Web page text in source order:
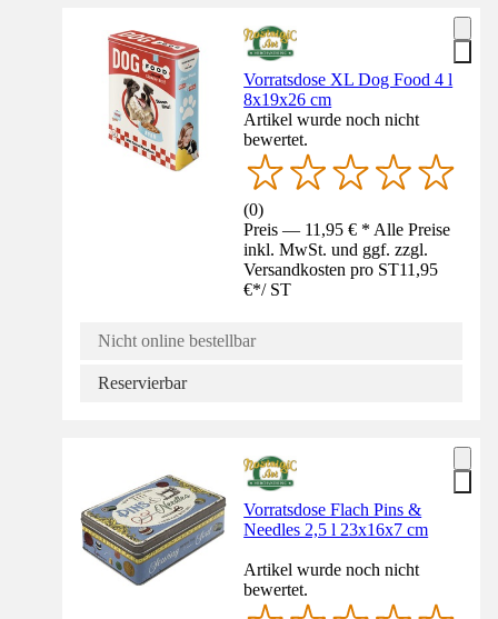
Vorratsdose XL Dog Food 4 l
8x19x26 cm
Artikel wurde noch nicht
bewertet.
(0)
Preis — 11,95 € * Alle Preise
inkl. MwSt. und ggf. zzgl.
Versandkosten pro ST11,95
€*/ ST
Nicht online bestellbar
Reservierbar
Vorratsdose Flach Pins &
Needles 2,5 l 23x16x7 cm
Artikel wurde noch nicht
bewertet.